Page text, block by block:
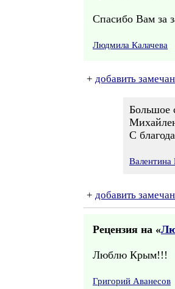
Спасибо Вам за
Людмила Калачева
+ добавить
Большое
С
+ добавить
Рецензия на «
Люблю Крым!!!
Григорий Аванесов